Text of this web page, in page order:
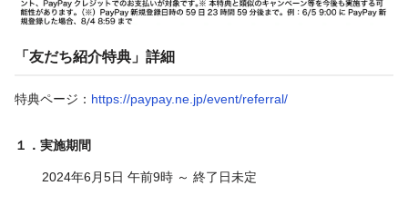
「友だち紹介特典」詳細
特典ページ： https://paypay.ne.jp/event/referral/
１．実施期間
2024年6月5日 午前9時 ～ 終了日未定